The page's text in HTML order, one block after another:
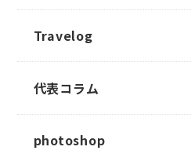
Travelog
代表コラム
photoshop